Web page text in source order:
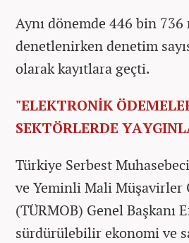
Aynı dönemde 446 bin
denetlenirken denetim
olarak kayıtlara geçti.
"ELEKTRONİK
SEKTÖRLERDE
Türkiye Serbest
ve Yeminli Mali Müşavirler
(TÜRMOB) Genel Başkanı
sürdürülebilir ekonomi ve